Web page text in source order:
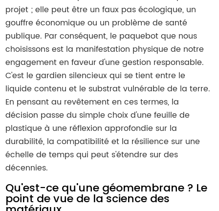
projet ; elle peut être un faux pas écologique, un
gouffre économique ou un problème de santé
publique. Par conséquent, le paquebot que nous
choisissons est la manifestation physique de notre
engagement en faveur d'une gestion responsable.
C'est le gardien silencieux qui se tient entre le
liquide contenu et le substrat vulnérable de la terre.
En pensant au revêtement en ces termes, la
décision passe du simple choix d'une feuille de
plastique à une réflexion approfondie sur la
durabilité, la compatibilité et la résilience sur une
échelle de temps qui peut s'étendre sur des
décennies.
Qu'est-ce qu'une géomembrane ? Le
point de vue de la science des